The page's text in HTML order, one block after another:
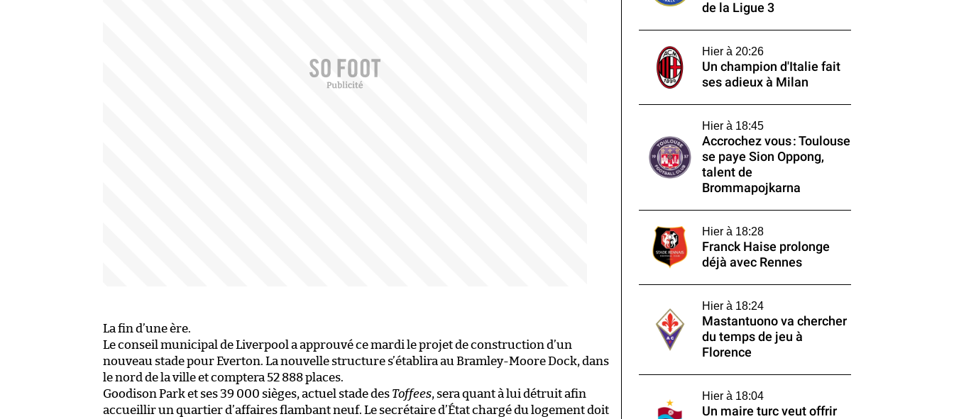
La fin d’une ère.
Le conseil municipal de Liverpool a approuvé ce mardi le projet de construction d’un
nouveau stade pour Everton. La nouvelle structure s’établira au Bramley-Moore Dock, dans
le nord de la ville et comptera 52 888 places.
Goodison Park et ses 39 000 sièges, actuel stade des Toffees, sera quant à lui détruit afin
accueillir un quartier d’affaires flambant neuf. Le secrétaire d’État chargé du logement doit
de la Ligue 3
Hier à 20:26
Un champion d'Italie fait
ses adieux à Milan
Hier à 18:45
Accrochez vous : Toulouse
se paye Sion Oppong,
talent de
Brommapojkarna
Hier à 18:28
Franck Haise prolonge
déjà avec Rennes
Hier à 18:24
Mastantuono va chercher
du temps de jeu à
Florence
Hier à 18:04
Un maire turc veut offrir